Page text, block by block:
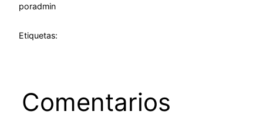
poradmin
Etiquetas:
Comentarios